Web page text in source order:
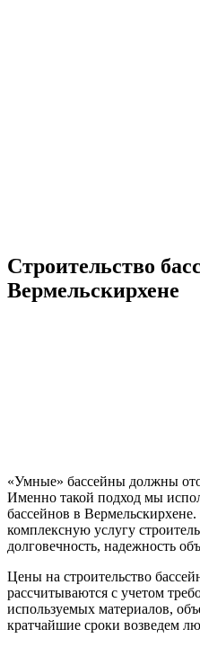
Строительство
Вермельскирхене
«Умные» бассейны должны
Именно такой подход мы
бассейнов в
комплексную услугу
долговечность, надежность
Цены на строительство
рассчитываются с учетом
используемых материалов,
кратчайшие сроки возведем